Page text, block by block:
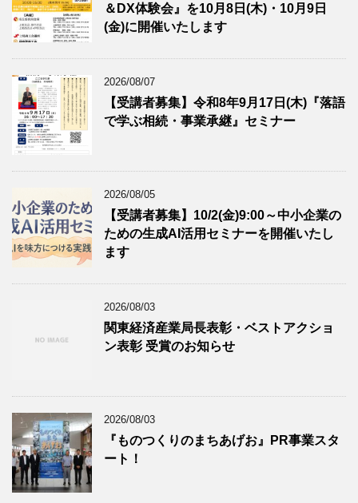
＆DX体験会』を10月8日(木)・10月9日
(金)に開催いたします
2026/08/07
【受講者募集】令和8年9月17日(木)『落語
で学ぶ相続・事業承継』セミナー
2026/08/05
【受講者募集】10/2(金)9:00～中小企業の
ための生成AI活用セミナーを開催いたし
ます
2026/08/03
関東経済産業局長表彰・ベストアクショ
ン表彰 受賞のお知らせ
2026/08/03
『ものつくりのまちあげお』PR事業スタ
ート！